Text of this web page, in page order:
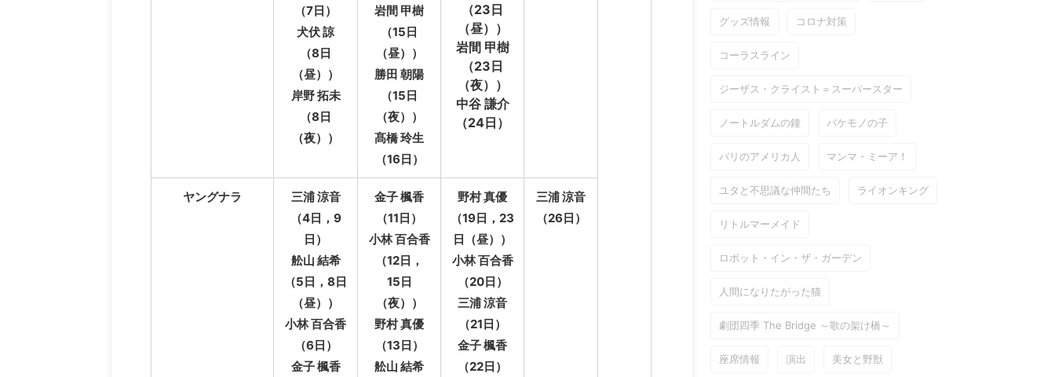
（7日）
犬伏 諒
（8日
（昼））
岸野 拓未
（8日
（夜））
岩間 甲樹
（15日
（昼））
勝田 朝陽
（15日
（夜））
髙橋 玲生
（16日）
（23日
（昼））
岩間 甲樹
（23日
（夜））
中谷 謙介
（24日）
ヤングナラ
三浦 涼音
（4日，9
日）
舩山 結希
（5日，8日
（昼））
小林 百合香
（6日）
金子 楓香
金子 楓香
（11日）
小林 百合香
（12日，
15日
（夜））
野村 真優
（13日）
舩山 結希
野村 真優
（19日，23
日（昼））
小林 百合香
（20日）
三浦 涼音
（21日）
金子 楓香
（22日）
三浦 涼音
（26日）
グッズ情報 コロナ対策
コーラスライン
ジーザス・クライスト＝スーパースター
ノートルダムの鐘 バケモノの子
パリのアメリカ人 マンマ・ミーア！
ユタと不思議な仲間たち ライオンキング
リトルマーメイド
ロボット・イン・ザ・ガーデン
人間になりたがった猫
劇団四季 The Bridge ～歌の架け橋～
座席情報 演出 美女と野獣